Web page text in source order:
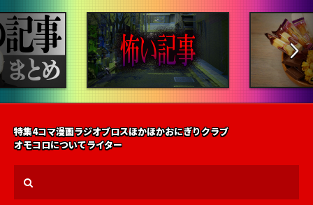
特集4コマ漫画ラジオブロスほかほかおにぎりクラブ
オモコロについてライター